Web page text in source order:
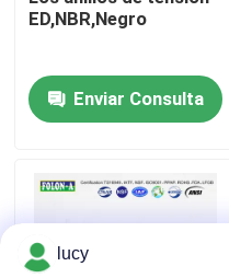
noticias
Todos los casos
anillos o de goma
ED,NBR,Negro
Enviar Consulta
lucy